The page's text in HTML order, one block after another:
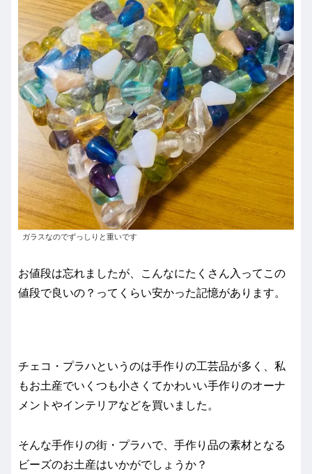
ガラスなのでずっしりと重いです
お値段は忘れましたが、こんなにたくさん入ってこの
値段で良いの？ってくらい安かった記憶があります。
チェコ・プラハというのは手作りの工芸品が多く、私
もお土産でいくつも小さくてかわいい手作りのオーナ
メントやインテリアなどを買いました。
そんな手作りの街・プラハで、手作り品の素材となる
ビーズのお土産はいかがでしょうか？